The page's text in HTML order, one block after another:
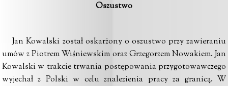
Oszustwo
Jan Kowalski został oskarżony o oszustwo przy zawieraniu
umów z Piotrem Wiśniewskim oraz Grzegorzem Nowakiem. Jan
Kowalski w trakcie trwania postępowania przygotowawczego
wyjechał z Polski w celu znalezienia pracy za granicą. W